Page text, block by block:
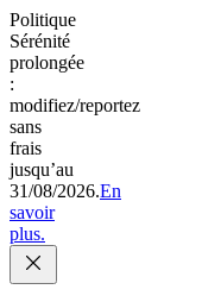
Politique
Sérénité
prolongée
:
modifiez/reportez
sans
frais
jusqu’au
31/08/2026.En
savoir
plus.